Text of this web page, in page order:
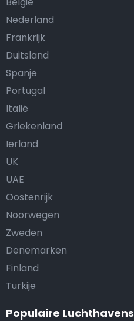
Nederland
Frankrijk
Duitsland
Spanje
Portugal
Italië
Griekenland
Ierland
UK
UAE
Oostenrijk
Noorwegen
Zweden
Denemarken
Finland
Turkije
Populaire Luchthavens